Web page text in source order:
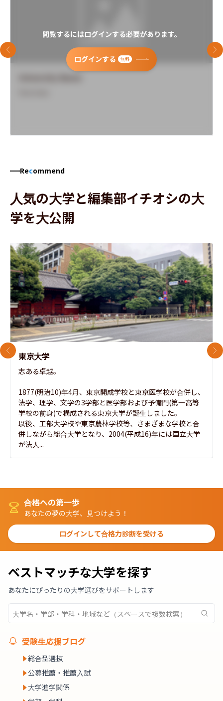
閲覧するにはログインする必要があります。
ログインする 無料
前のスライド 次
Recommend
人気の大学と編集部イチオシの大
学を大公開
東京大学
志ある卓越。
1877(明治10)年4月、東京開成学校と東京医学校が合併し、
法学、理学、文学の3学部と医学部および予備門(第一高等
学校の前身)で構成される東京大学が誕生しました。
以後、工部大学校や東京農林学校等、さまざまな学校と合
併しながら総合大学となり、2004(平成16)年には国立大学
が法人...
前のスライド 次
合格への第一歩
あなたの夢の大学、見つけよう！
ログインして合格力診断を受ける
ベストマッチな大学を探す
あなたにぴったりの大学選びをサポートします
受験生応援ブログ
総合型選抜
公募推薦・推薦入試
大学進学関係